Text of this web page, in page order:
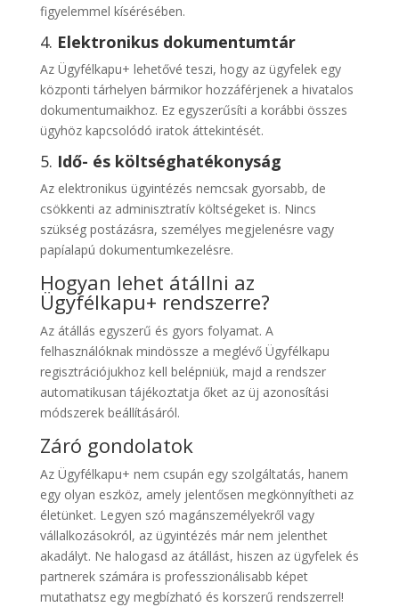
figyelemmel kísérésében.
4. Elektronikus dokumentumtár
Az Ügyfélkapu+ lehetővé teszi, hogy az ügyfelek egy
központi tárhelyen bármikor hozzáférjenek a hivatalos
dokumentumaikhoz. Ez egyszerűsíti a korábbi összes
ügyhöz kapcsolódó iratok áttekintését.
5. Idő- és költséghatékonyság
Az elektronikus ügyintézés nemcsak gyorsabb, de
csökkenti az adminisztratív költségeket is. Nincs
szükség postázásra, személyes megjelenésre vagy
papíalapú dokumentumkezelésre.
Hogyan lehet átállni az
Ügyfélkapu+ rendszerre?
Az átállás egyszerű és gyors folyamat. A
felhasználóknak mindössze a meglévő Ügyfélkapu
regisztrációjukhoz kell belépniük, majd a rendszer
automatikusan tájékoztatja őket az üj azonosítási
módszerek beállításáról.
Záró gondolatok
Az Ügyfélkapu+ nem csupán egy szolgáltatás, hanem
egy olyan eszköz, amely jelentősen megkönnyítheti az
életünket. Legyen szó magánszemélyekről vagy
vállalkozásokról, az ügyintézés már nem jelenthet
akadályt. Ne halogasd az átállást, hiszen az ügyfelek és
partnerek számára is professzionálisabb képet
mutathatsz egy megbízható és korszerű rendszerrel!